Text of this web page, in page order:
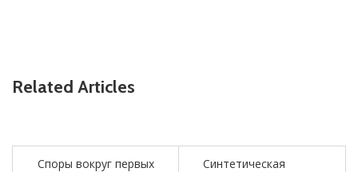
Related Articles
Споры вокруг первых
Синтетическая